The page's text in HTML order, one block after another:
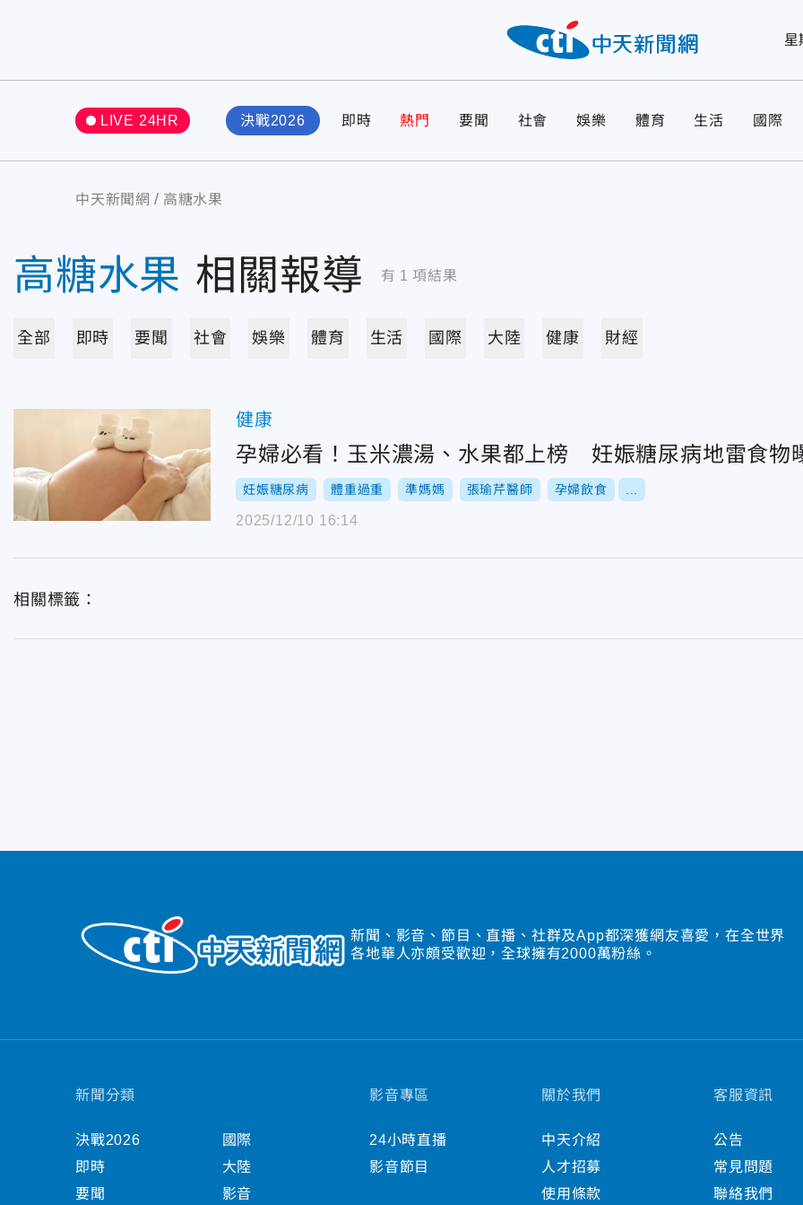
星
LIVE 24HR 決戰2026 即時 熱門 要聞 社會 娛樂 體育 生活 國際
中天新聞網 高糖水果
高糖水果 相關報導 有 1 項結果
全部 即時 要聞 社會 娛樂 體育 生活 國際 大陸 健康 財經
健康
孕婦必看！玉米濃湯、水果都上榜 妊娠糖尿病地雷食物
妊娠糖尿病 體重過重 準媽媽 張瑜芹醫師 孕婦飲食
2025/12/10 16:14
相關標籤：
新聞、影音、節目、直播、社群及App都深獲網友喜愛，在全世界
各地華人亦頗受歡迎，全球擁有2000萬粉絲。
新聞分類
決戰2026
即時
要聞
國際
大陸
影音
影音專區
24小時直播
影音節目
關於我們
中天介紹
人才招募
使用條款
客服資訊
公告
常見問題
聯絡我們